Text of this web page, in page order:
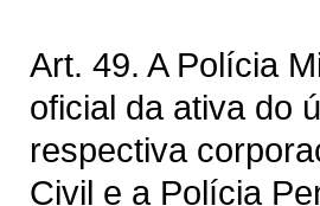
Art. 49. A Polícia
oficial da ativa do
respectiva
Civil e a Polícia